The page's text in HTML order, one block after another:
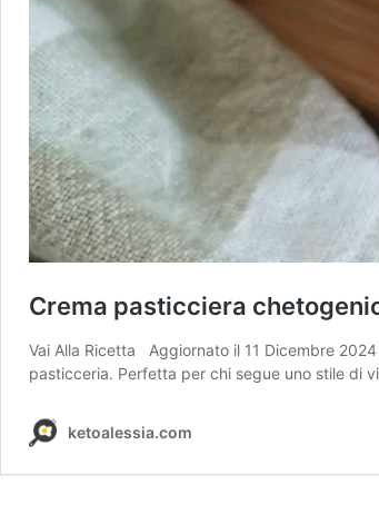
Crema pasticciera
Vai Alla Ricetta Aggiornato il 11 Dicembre
pasticceria. Perfetta per chi segue uno stile di
ketoalessia.com